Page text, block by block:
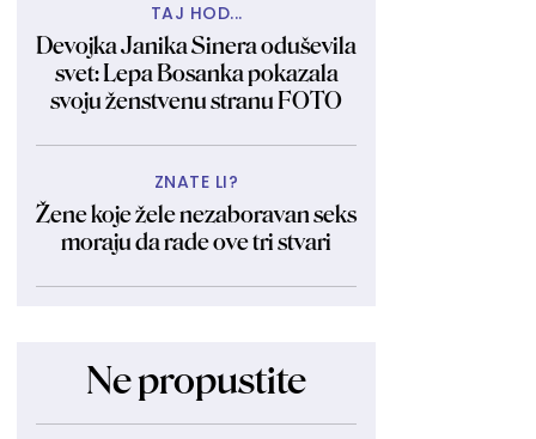
TAJ HOD...
Devojka Janika Sinera oduševila
svet: Lepa Bosanka pokazala
svoju ženstvenu stranu FOTO
ZNATE LI?
Žene koje žele nezaboravan seks
moraju da rade ove tri stvari
Ne propustite